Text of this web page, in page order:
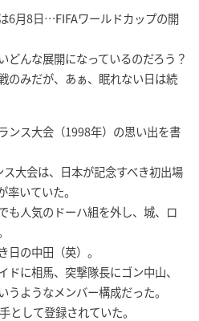
6月8日…FIFAワールドカップの開
どんな展開になっているのだろう？
のみだが、あぁ、眠れない日は続
ンス大会（1998年）の思い出を書
大会は、日本が記念すべき初出場
いていた。
も人気のドーハ組を外し、城、ロ
の中田（英）。
に相馬、突撃隊長にゴン中山、
ようなメンバー構成だった。
として登録されていた。